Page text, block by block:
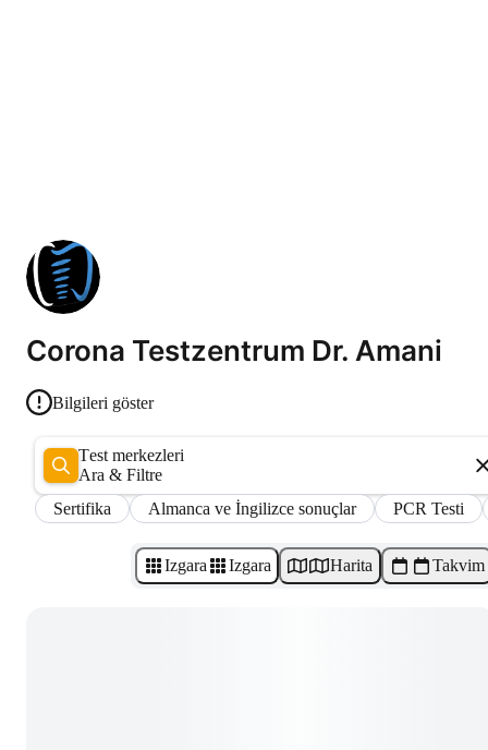
Corona Testzentrum Dr. Amani
Bilgileri göster
Test merkezleri
Ara & Filtre
Sertifika
Almanca ve İngilizce sonuçlar PCR Testi
Izgara Izgara Harita Takvim